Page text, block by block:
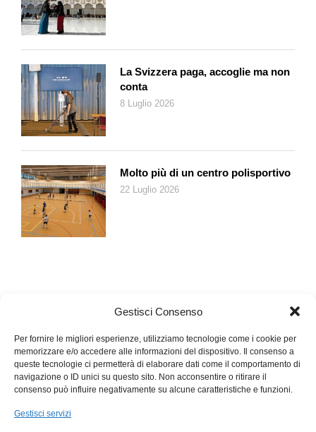
Gestisci Consenso
Per fornire le migliori esperienze, utilizziamo tecnologie come i cookie per
memorizzare e/o accedere alle informazioni del dispositivo. Il consenso a
queste tecnologie ci permetterà di elaborare dati come il comportamento di
navigazione o ID unici su questo sito. Non acconsentire o ritirare il
consenso può influire negativamente su alcune caratteristiche e funzioni.
Gestisci servizi
La Svizzera paga, accoglie ma non
conta
8 Luglio 2026
Molto più di un centro polisportivo
22 Luglio 2026